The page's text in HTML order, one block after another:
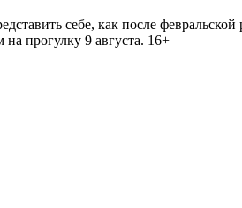
себе, как после февральской
прогулку 9 августа. 16+